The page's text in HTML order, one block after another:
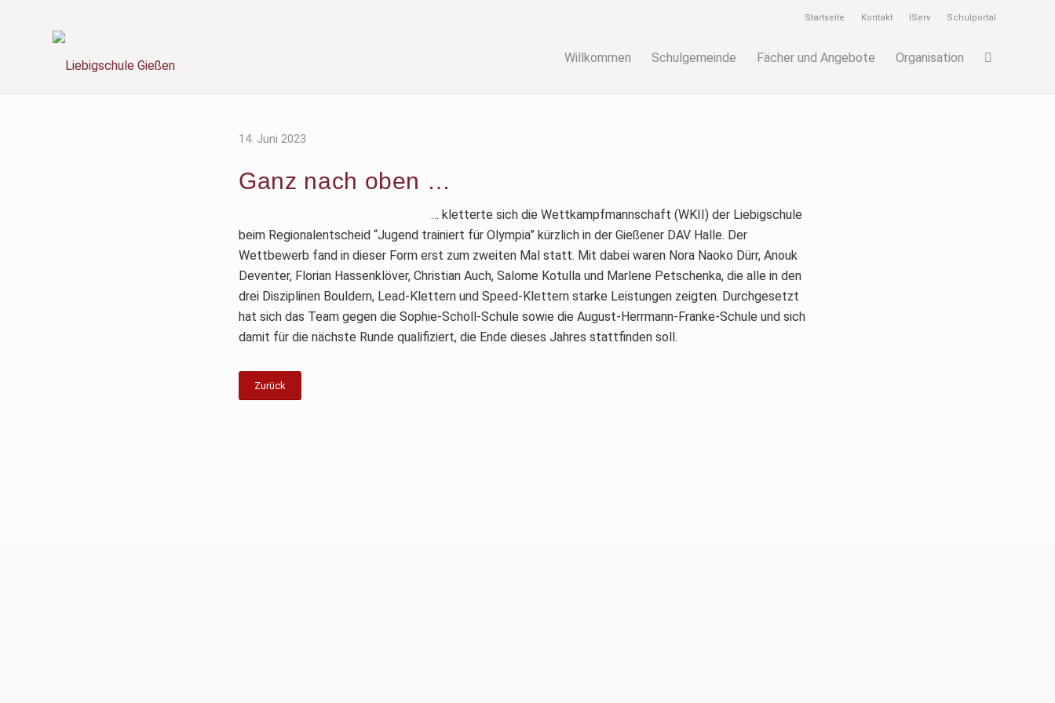
Startseite Kontakt IServ Schulportal
Willkommen Schulgemeinde Fächer und Angebote Organisation
14. Juni 2023
Ganz nach oben …
… kletterte sich die Wettkampfmannschaft (WKII) der Liebigschule
beim Regionalentscheid “Jugend trainiert für Olympia” kürzlich in der Gießener DAV Halle. Der
Wettbewerb fand in dieser Form erst zum zweiten Mal statt. Mit dabei waren Nora Naoko Dürr, Anouk
Deventer, Florian Hassenklöver, Christian Auch, Salome Kotulla und Marlene Petschenka, die alle in den
drei Disziplinen Bouldern, Lead-Klettern und Speed-Klettern starke Leistungen zeigten. Durchgesetzt
hat sich das Team gegen die Sophie-Scholl-Schule sowie die August-Herrmann-Franke-Schule und sich
damit für die nächste Runde qualifiziert, die Ende dieses Jahres stattfinden soll.
Zurück